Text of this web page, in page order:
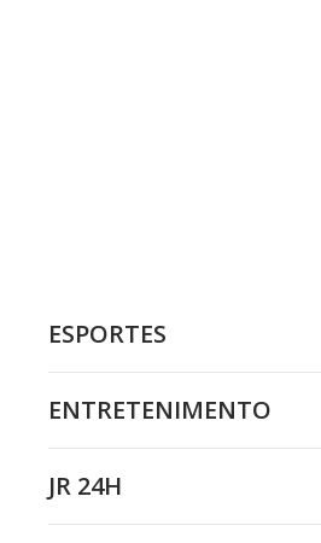
ESPORTES
ENTRETENIMENTO
JR 24H